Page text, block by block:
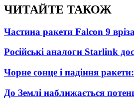
ЧИТАЙТЕ ТАКОЖ
Частина ракети Falcon 9
Російські аналоги Starlink
Чорне сонце і падіння
До Землі наближається